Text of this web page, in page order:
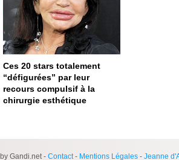
Ces 20 stars totalement
“défigurées” par leur
recours compulsif à la
chirurgie esthétique
Gandi.net - Contact- Mentions Légales - Jeanne